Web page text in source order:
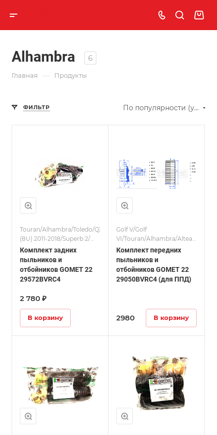
Alhambra 6
Главная — Продукты
ФИЛЬТР По популярности (убывание)
Touran/Alhambra/Toledo/Q3
(8U) 2011-2018/Superb 2/
Комплекты/Passat (B6/B7,
CC)/Tiguan I 08-15
Комплект задних
пыльников и
отбойников GOMET 22
29572BVRC4
2 780 ₽
В корзину
Golf V/Golf
VI/Touran/Alhambra/Altea/Toledo/
(8U) 2011-2018/Octavia
2/Superb 2/Leon (1P)/
Комплекты/Passat (B6/B7,
CC)/Tiguan I 08-15/A3 (8P)
Комплект передних
пыльников и
отбойников GOMET 22
29050BVRC4 (для ППД)
2980 В корзину